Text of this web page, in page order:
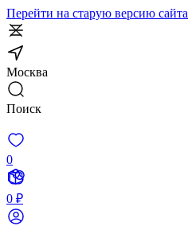
Перейти на старую версию сайта
Москва
Поиск
0
0 ₽